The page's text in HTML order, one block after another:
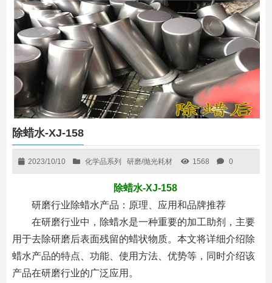
除蜡水-XJ-158
2023/10/10 化学品系列 研磨/抛光耗材 1568 0
除蜡水-XJ-158
研磨行业除蜡水产品：原理、应用和品牌推荐
在研磨行业中，除蜡水是一种重要的加工助剂，主要
用于去除研磨后表面残留的蜡状物质。本文将详细介绍除
蜡水产品的特点、功能、使用方法、优势等，同时介绍该
产品在研磨行业的广泛应用。